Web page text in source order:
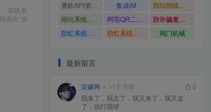
请联系
退出 涉
霄欧API管理系统
集成IM
陪玩陪练平台
陪玩系统源码
阿宅QR二维码生成
防诈骗查询系统
防红系统源码
防红系统最新版 阀门机械
最新留言
笑赚网 11个月前
0
我来了，我走了，我又来了，我又走
了，你打我呀